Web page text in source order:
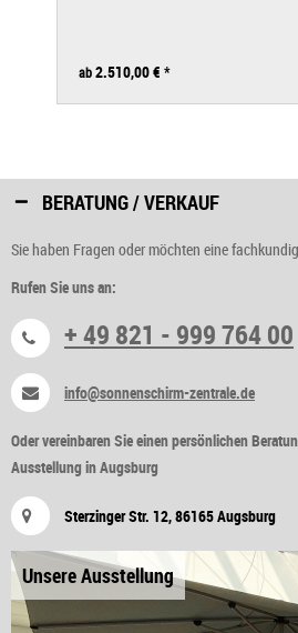
ab2.510,00 € *
BERATUNG / VERKAUF
Sie haben Fragen oder möchten eine
Rufen Sie uns an:
+ 49 821 - 999 764 00
info@sonnenschirm-zentrale.de
Oder vereinbaren Sie einen persönlichen
Ausstellung in Augsburg
Sterzinger Str. 12, 86165 Augsburg
Unsere Ausstellung